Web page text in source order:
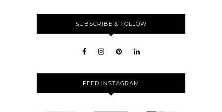
SUBSCRIBE & FOLLOW
FEED INSTAGRAM